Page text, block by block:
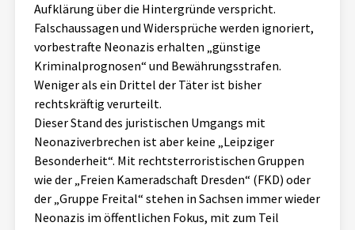
Aktuelles
Alle Beiträge
Veranstaltungen
Pressemitteilungen
Podcasts
Über uns
Projektbeschreibung
Kontakt
Unterstützer_innen
Spenden
Aufklärung über die Hintergründe verspricht.
Falschaussagen und Widersprüche werden ignoriert,
vorbestrafte Neonazis erhalten „günstige
Kriminalprognosen“ und Bewährungsstrafen.
Weniger als ein Drittel der Täter ist bisher
rechtskräftig verurteilt.
Dieser Stand des juristischen Umgangs mit
Neonaziverbrechen ist aber keine „Leipziger
Besonderheit“. Mit rechtsterroristischen Gruppen
wie der „Freien Kameradschaft Dresden“ (FKD) oder
der „Gruppe Freital“ stehen in Sachsen immer wieder
Neonazis im öffentlichen Fokus, mit zum Teil